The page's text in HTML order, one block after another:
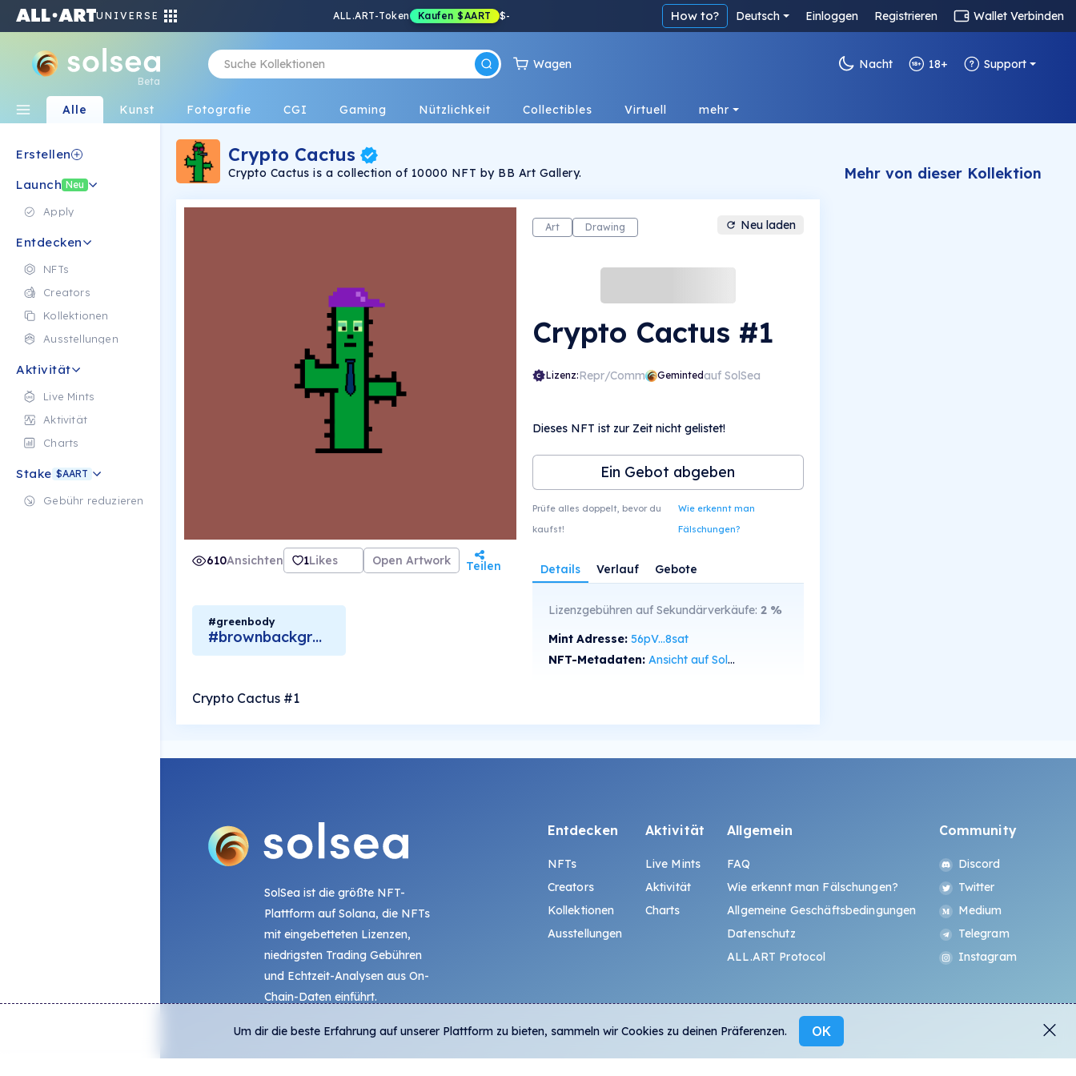
UNIVERSE ALL.ART-Token Kaufen $AART $- How to? Deutsch Einloggen Registrieren Wallet Verbinden
Beta
Wagen Nacht 18+ Support
Alle Kunst Fotografie CGI Gaming Nützlichkeit Collectibles Virtuell mehr
Erstellen
Launch Neu
Apply
Entdecken
NFTs
Creators
Kollektionen
Ausstellungen
Aktivität
Live Mints
Aktivität
Charts
Stake $AART
Gebühr reduzieren
Crypto Cactus
Crypto Cactus is a collection of 10000 NFT by BB Art Gallery.
610Ansichten 1Likes Open Artwork Teilen
#greenbody
#brownbackground
Crypto Cactus #1
Art Drawing Neu laden
Crypto Cactus #1
Lizenz:Repr/Comm Gemintedauf SolSea
Dieses NFT ist zur Zeit nicht gelistet!
Ein Gebot abgeben
Prüfe alles doppelt, bevor du
kaufst!
Wie erkennt man
Fälschungen?
Details Verlauf Gebote
Lizenzgebühren auf Sekundärverkäufe: 2%
Mint Adresse: 56pV...8sat
NFT-Metadaten: Ansicht auf SolScan
Mehr von dieser Kollektion
SolSea ist die größte NFT-
Plattform auf Solana, die NFTs
mit eingebetteten Lizenzen,
niedrigsten Trading Gebühren
und Echtzeit-Analysen aus On-
Chain-Daten einführt.
Entdecken
NFTs
Creators
Kollektionen
Ausstellungen
Aktivität
Live Mints
Aktivität
Charts
Allgemein
FAQ
Wie erkennt man Fälschungen?
Allgemeine Geschäftsbedingungen
Datenschutz
ALL.ART Protocol
Community
Discord
Twitter
Medium
Telegram
Instagram
Um dir die beste Erfahrung auf unserer Plattform zu bieten, sammeln wir Cookies zu deinen Präferenzen. OK